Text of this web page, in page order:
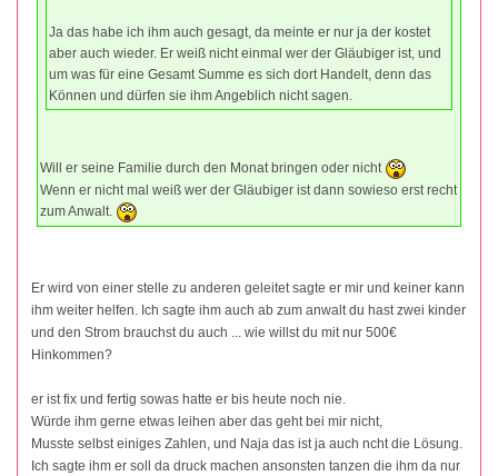
Ja das habe ich ihm auch gesagt, da meinte er nur ja der kostet
aber auch wieder. Er weiß nicht einmal wer der Gläubiger ist, und
um was für eine Gesamt Summe es sich dort Handelt, denn das
Können und dürfen sie ihm Angeblich nicht sagen.
Will er seine Familie durch den Monat bringen oder nicht
Wenn er nicht mal weiß wer der Gläubiger ist dann sowieso erst recht
zum Anwalt.
Er wird von einer stelle zu anderen geleitet sagte er mir und keiner kann
ihm weiter helfen. Ich sagte ihm auch ab zum anwalt du hast zwei kinder
und den Strom brauchst du auch ... wie willst du mit nur 500€
Hinkommen?
er ist fix und fertig sowas hatte er bis heute noch nie.
Würde ihm gerne etwas leihen aber das geht bei mir nicht,
Musste selbst einiges Zahlen, und Naja das ist ja auch ncht die Lösung.
Ich sagte ihm er soll da druck machen ansonsten tanzen die ihm da nur